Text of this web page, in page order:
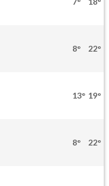
8° 22°
13° 19°
8° 22°